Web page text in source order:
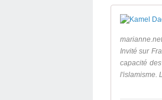
marianne.net
Invité sur
capacité
l'islamisme.